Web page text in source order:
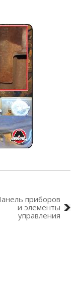
приборов
и элементы
управления